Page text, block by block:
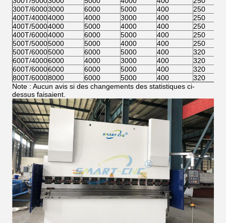
300T/60003000 6000 5000 400
250
400T/40004000 4000 3000 400
250
400T/50004000 5000 4000 400
250
400T/60004000 6000 5000 400
250
500T/50005000 5000 4000 400
250
500T/60005000 6000 5000 400
320
600T/40006000 4000 3000 400
320
600T/60006000 6000 5000 400
320
800T/60008000 6000 5000 400
320
Note : Aucun avis si des changements des statistiques ci-
dessus faisaient.